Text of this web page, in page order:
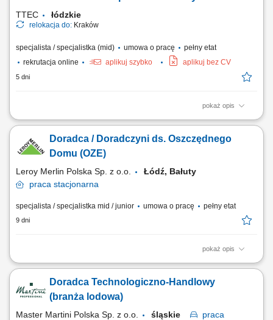
TTEC łódzkie
relokacja do: Kraków
specjalista / specjalistka (mid) umowa o pracę
pełny etat
rekrutacja online
aplikuj szybko aplikuj bez CV
5 dni
pokaż opis
Opis stanowiska rozwijanie współpracy z klientami biznesowymi
kampanii reklamowych oraz rekomendowanie działań zwiększających
ich skuteczność, identyfikowanie możliwości rozwoju kont i
Doradca / Doradczyni ds. Oszczędnego
Domu (OZE)
Leroy Merlin Polska Sp. z o.o.
Łódź, Bałuty
praca stacjonarna
specjalista / specjalistka mid / junior umowa o pracę pełny etat
9 dni
pokaż opis
Jakie zadania na Ciebie czekają? analizowanie potrzeb klientów;
termomodernizacją, OZE i ich sprzedaż; budowanie relacji z klientami i
wzmacnianie ich poprzez programy partnerskie i lojalnościowe;
Doradca Technologiczno-Handlowy
(branża lodowa)
Master Martini Polska Sp. z o.o. śląskie
praca